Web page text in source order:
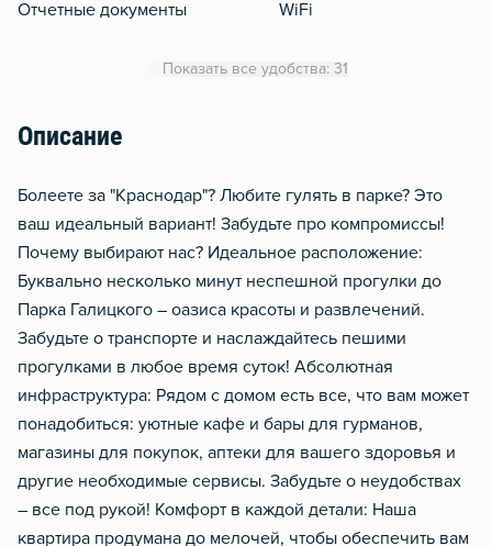
Отчетные документы WiFi
Отопление
Балкон
Стол, рабочее место
Домофон
Чистящие средства
Показать все удобства: 31
Описание
Болеете за "Краснодар"? Любите гулять в парке? Это
ваш идеальный вариант! Забудьте про компромиссы!
Почему выбирают нас? Идеальное расположение:
Буквально несколько минут неспешной прогулки до
Парка Галицкого – оазиса красоты и развлечений.
Забудьте о транспорте и наслаждайтесь пешими
прогулками в любое время суток! Абсолютная
инфраструктура: Рядом с домом есть все, что вам может
понадобиться: уютные кафе и бары для гурманов,
магазины для покупок, аптеки для вашего здоровья и
другие необходимые сервисы. Забудьте о неудобствах
– все под рукой! Комфорт в каждой детали: Наша
квартира продумана до мелочей, чтобы обеспечить вам